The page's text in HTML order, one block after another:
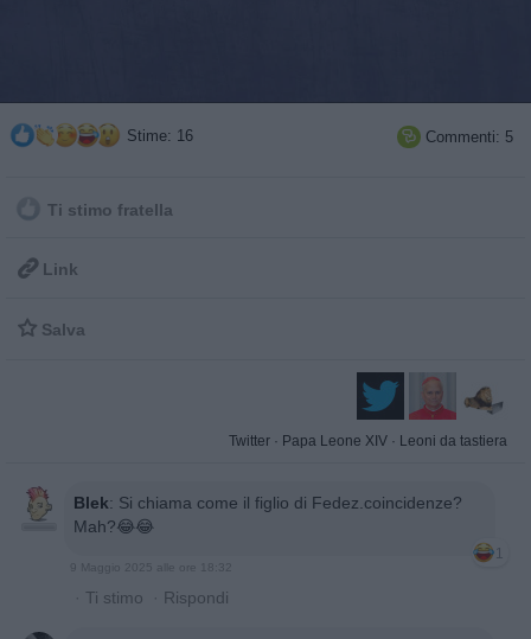
Stime: 16  Commenti: 5
Ti stimo fratella
 Link
 Salva
Twitter · Papa Leone XIV · Leoni da tastiera
Blek: Si chiama come il figlio di Fedez.coincidenze?
Mah?😂😂
1
· Ti stimo · Rispondi